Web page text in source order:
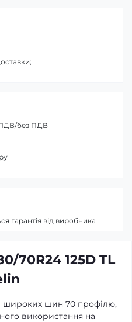
70R24 125D TL
широких шин 70 профілю,
використання на
ПДВ/без ПДВ
гарантія від виробника